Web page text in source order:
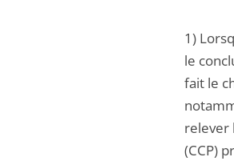
1)
le
fait le
relever
(CCP)